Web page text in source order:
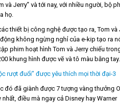
và Jerry” và tới nay, với nhiều người, bộ
họ.
thiết bị công nghệ được tạo ra, Tom và
không ngừng nghỉ của e-kip tạo ra
phim hoạt hình Tom và Jerry chiếu
khung hình được vẽ và tô màu bằng tay.
đó đã giành được 7 tượng vàng thưởng
điều mà ngay cả Disney hay Warner